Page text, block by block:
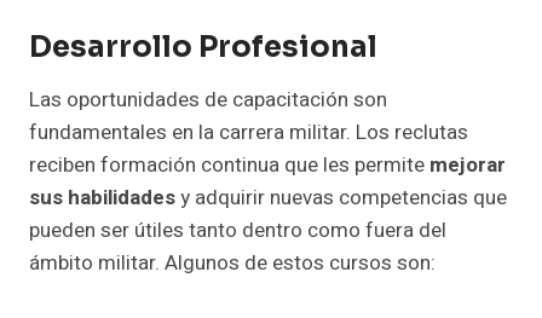
Desarrollo Profesional
Las oportunidades de capacitación son
fundamentales en la carrera militar. Los reclutas
reciben formación continua que les permite mejorar
sus habilidadesy adquirir nuevas competencias que
pueden ser útiles tanto dentro como fuera del
ámbito militar. Algunos de estos cursos son: